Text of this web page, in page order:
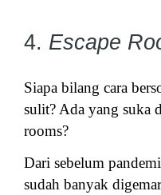
4. Escape
Siapa bilang cara
sulit? Ada yang suka
rooms?
Dari sebelum
sudah banyak